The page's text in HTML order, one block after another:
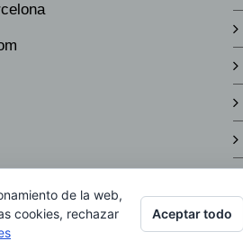
de la web,
cookies, rechazar
Aceptar todo